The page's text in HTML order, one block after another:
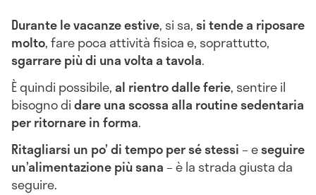
Durante le vacanze estive, si sa,si tende a riposare
molto, fare poca attività fisica e, soprattutto,
sgarrare più di una volta a tavola.
È quindi possibile,al rientro dalle ferie, sentire il
bisogno didare una scossa alla routine sedentaria
per ritornare in forma.
Ritagliarsi un po’ di tempo per sé stessi – eseguire
un’alimentazione più sana – è la strada giusta da
seguire.